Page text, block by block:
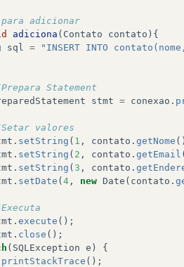
setDataNascimento Calendar
dataNascimento
adicionar
adiciona ( Contato contato ){
sql = "INSERT INTO
Statement
stmt = conexao .
valores
. setString ( 1 , contato . getNome
. setString ( 2 , contato . getEmail
. setString ( 3 , contato .
. setDate (4 , new Date ( contato .
. execute ();
. close ();
( SQLException e )
{
printStackTrace ();